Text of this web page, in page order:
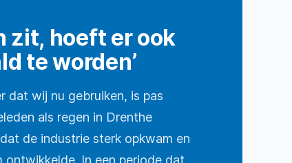
zit, hoeft er ook
te worden’
dat wij nu gebruiken, is pas
als regen in Drenthe
de industrie sterk opkwam en
ontwikkelde. In een periode dat